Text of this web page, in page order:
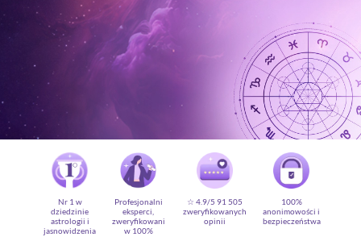
Prywatne konsultacje jasnowidzenia online przez telefon,
czat lub e-mail
99% zadowolonych klientów i autentyczne recenzje!
Nr 1 w
dziedzinie
astrologii i
jasnowidzenia
Profesjonalni
eksperci,
zweryfikowani
w 100%
☆ 4.9/5 91 505
zweryfikowanych
opinii
100%
anonimowości i
bezpieczeństwa